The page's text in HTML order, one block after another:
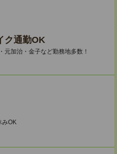
ク通勤OK
元加治・金子など勤務地多数！
OK